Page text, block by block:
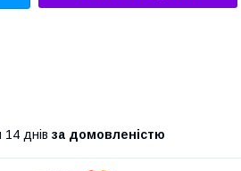
14 днів за домовленістю